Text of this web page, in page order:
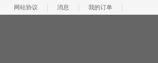
网站协议 消息 我的订单